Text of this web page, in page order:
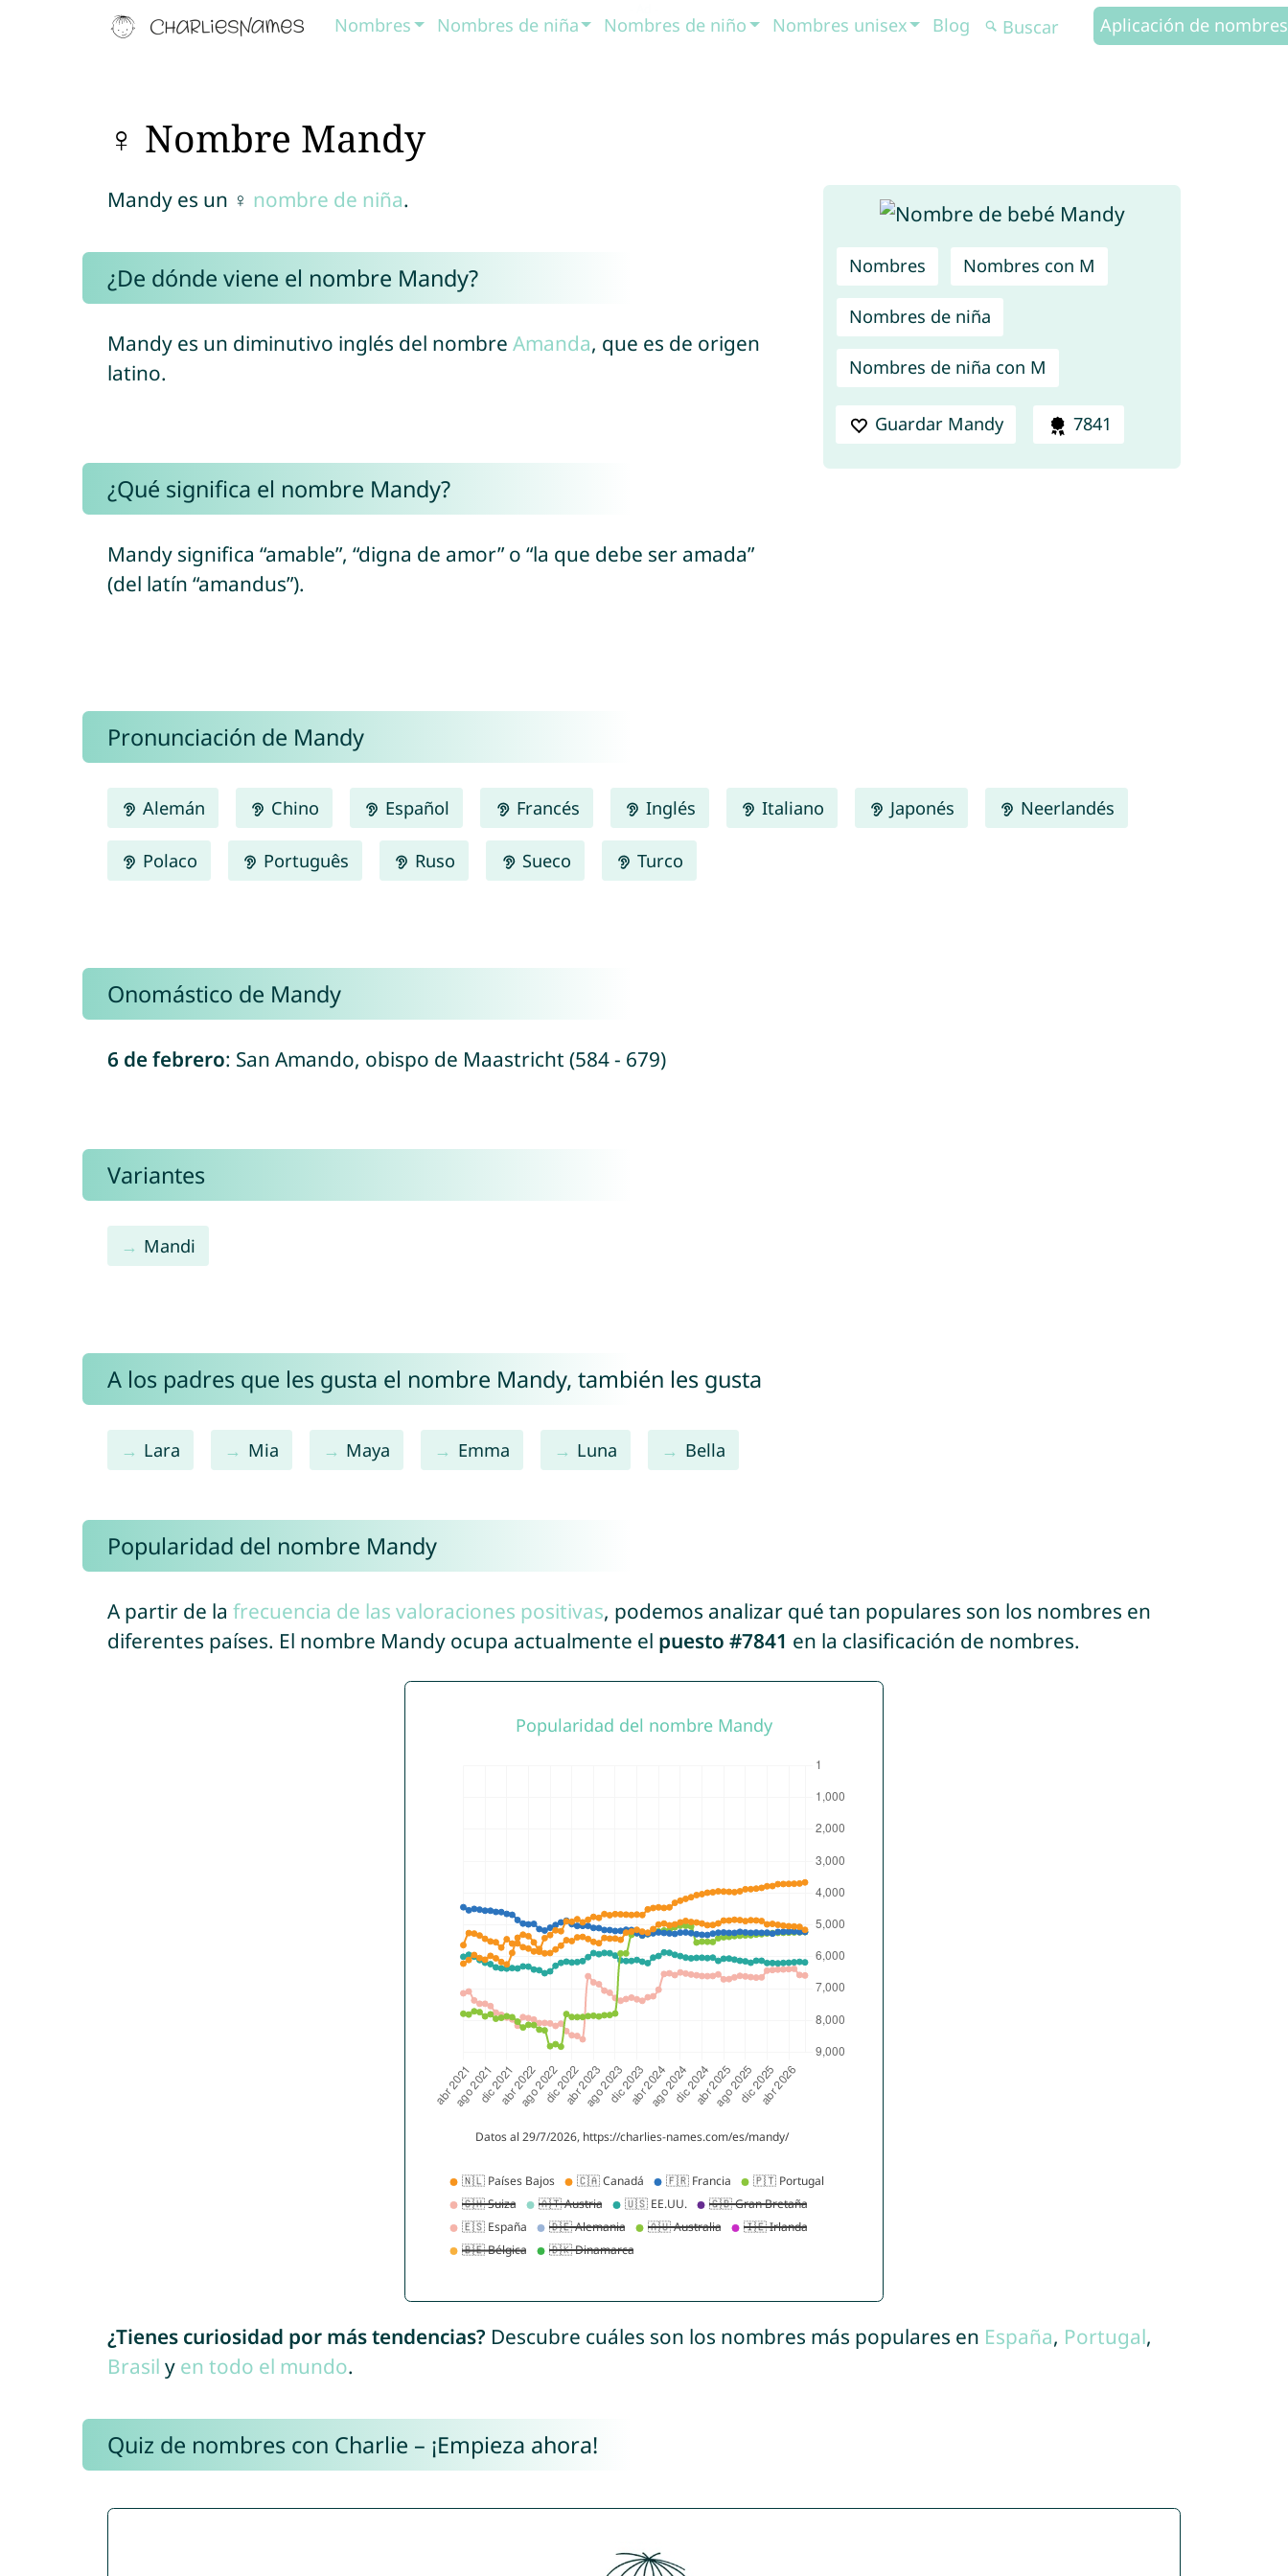
Nombres Nombres de niña Nombres de niño Nombres unisex Blog Aplicación de nombres
♀ Nombre Mandy
Nombres Nombres con M
Nombres de niña
Nombres de niña con M
Guardar Mandy 7841
Mandy es un ♀ nombre de niña.
¿De dónde viene el nombre Mandy?
Mandy es un diminutivo inglés del nombre Amanda, que es de origen
latino.
¿Qué significa el nombre Mandy?
Mandy significa “amable”, “digna de amor” o “la que debe ser amada”
(del latín “amandus”).
Pronunciación de Mandy
Alemán Chino Español Francés Inglés Italiano Japonés Neerlandés
Polaco Português Ruso Sueco Turco
Onomástico de Mandy
6 de febrero: San Amando, obispo de Maastricht (584 - 679)
Variantes
Mandi
A los padres que les gusta el nombre Mandy, también les gusta
Lara Mia Maya Emma Luna Bella
Popularidad del nombre Mandy
A partir de la frecuencia de las valoraciones positivas, podemos analizar qué tan populares son los nombres en
diferentes países. El nombre Mandy ocupa actualmente el puesto #7841 en la clasificación de nombres.
¿Tienes curiosidad por más tendencias? Descubre cuáles son los nombres más populares en España, Portugal,
Brasil y en todo el mundo.
Quiz de nombres con Charlie – ¡Empieza ahora!